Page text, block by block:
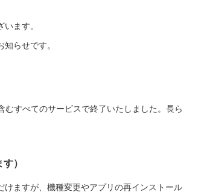
ます。
らせです。
すべてのサービスで終了いたしました。長ら
）
ますが、機種変更やアプリの再インストール